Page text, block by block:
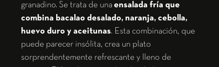
granadino. Se trata de una ensalada fría que
combina bacalao desalado, naranja, cebolla,
huevo duro y aceitunas. Esta combinación, que
puede parecer insólita, crea un plato
sorprendentemente refrescante y lleno de